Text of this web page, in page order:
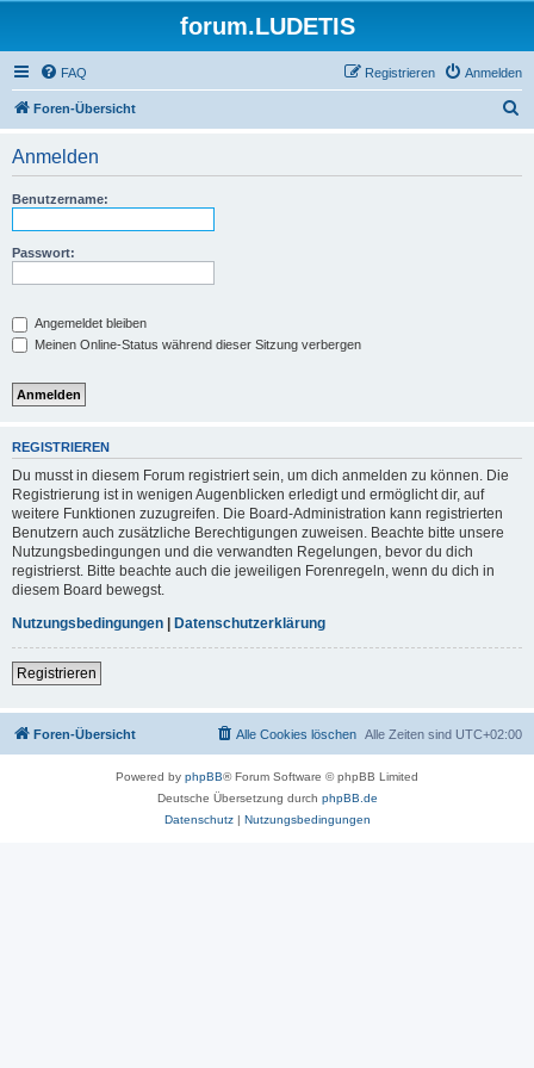
forum.LUDETIS
FAQ Anmelden
Registrieren
Foren-Übersicht
Anmelden
Benutzername:
Passwort:
Angemeldet bleiben
Meinen Online-Status während dieser Sitzung verbergen
REGISTRIEREN
Du musst in diesem Forum registriert sein, um dich anmelden zu können. Die
Registrierung ist in wenigen Augenblicken erledigt und ermöglicht dir, auf
weitere Funktionen zuzugreifen. Die Board-Administration kann registrierten
Benutzern auch zusätzliche Berechtigungen zuweisen. Beachte bitte unsere
Nutzungsbedingungen und die verwandten Regelungen, bevor du dich
registrierst. Bitte beachte auch die jeweiligen Forenregeln, wenn du dich in
diesem Board bewegst.
Nutzungsbedingungen | Datenschutzerklärung
Registrieren
Foren-Übersicht Alle Zeiten sind UTC+02:00
Alle Cookies löschen
Powered by phpBB® Forum Software © phpBB Limited
Deutsche Übersetzung durch phpBB.de
Datenschutz| Nutzungsbedingungen